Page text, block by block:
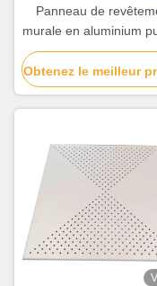
Panneau de
murale en aluminium
mesure A3003 pour
décoration de
Obtenez le meilleur